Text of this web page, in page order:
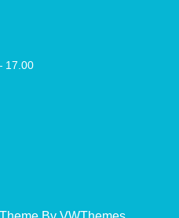
17.00